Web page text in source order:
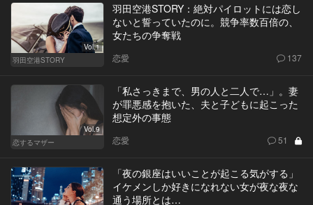
Vol.1
羽田空港STORY
羽田空港STORY：絶対パイロットには恋し
ないと誓っていたのに。競争率数百倍の、
女たちの争奪戦
恋愛 137
Vol.9
恋するマザー
「私さっきまで、男の人と二人で…」。妻
が罪悪感を抱いた、夫と子どもに起こった
想定外の事態
恋愛 51
「夜の銀座はいいことが起こる気がする」
イケメンしか好きになれない女が夜な夜な
通う場所とは…